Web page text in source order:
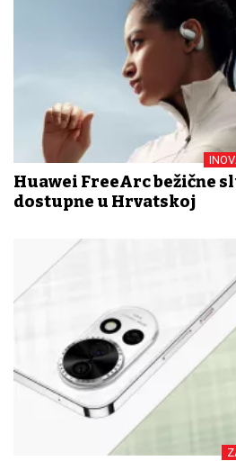
Huawei FreeArc bežične
dostupne u Hrvatskoj